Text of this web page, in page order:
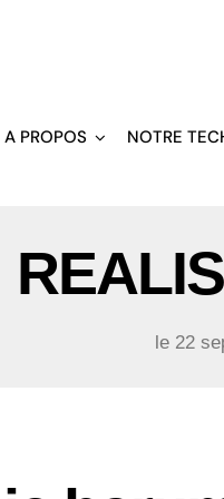
A PROPOS NOTRE
le 22